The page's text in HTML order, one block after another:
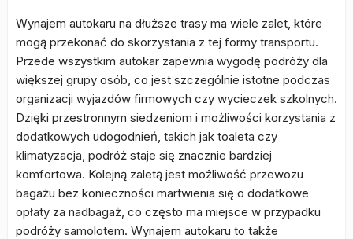
Wynajem autokaru na dłuższe trasy ma wiele zalet, które
mogą przekonać do skorzystania z tej formy transportu.
Przede wszystkim autokar zapewnia wygodę podróży dla
większej grupy osób, co jest szczególnie istotne podczas
organizacji wyjazdów firmowych czy wycieczek szkolnych.
Dzięki przestronnym siedzeniom i możliwości korzystania z
dodatkowych udogodnień, takich jak toaleta czy
klimatyzacja, podróż staje się znacznie bardziej
komfortowa. Kolejną zaletą jest możliwość przewozu
bagażu bez konieczności martwienia się o dodatkowe
opłaty za nadbagaż, co często ma miejsce w przypadku
podróży samolotem. Wynajem autokaru to także